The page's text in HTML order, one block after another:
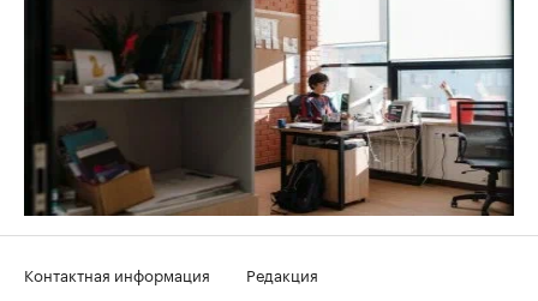
Контактная информация
Редакция